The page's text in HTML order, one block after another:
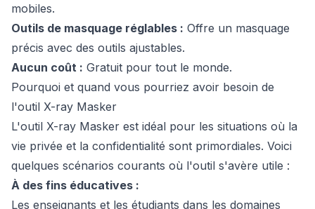
mobiles.
Outils de masquage réglables : Offre un masquage
précis avec des outils ajustables.
Aucun coût : Gratuit pour tout le monde.
Pourquoi et quand vous pourriez avoir besoin de
l'outil X-ray Masker
L'outil X-ray Masker est idéal pour les situations où la
vie privée et la confidentialité sont primordiales. Voici
quelques scénarios courants où l'outil s'avère utile :
À des fins éducatives :
Les enseignants et les étudiants dans les domaines